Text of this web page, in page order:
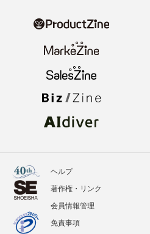
ヘルプ
著作権・リンク
会員情報管理
免責事項